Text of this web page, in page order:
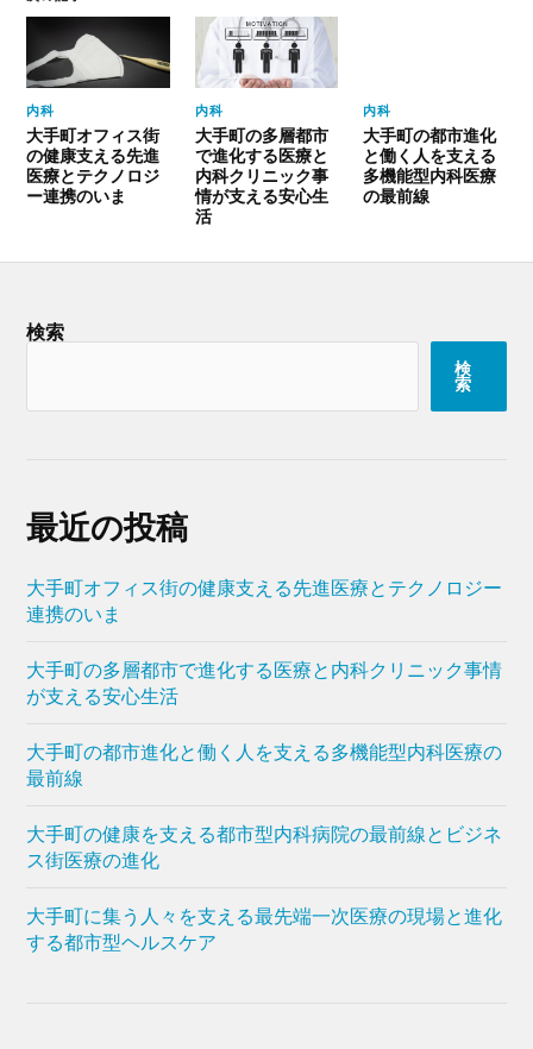
内科
大手町オフィス街
の健康支える先進
医療とテクノロジ
ー連携のいま
内科
大手町の多層都市
で進化する医療と
内科クリニック事
情が支える安心生
活
内科
大手町の都市進化
と働く人を支える
多機能型内科医療
の最前線
検索
検
索
最近の投稿
大手町オフィス街の健康支える先進医療とテクノロジー
連携のいま
大手町の多層都市で進化する医療と内科クリニック事情
が支える安心生活
大手町の都市進化と働く人を支える多機能型内科医療の
最前線
大手町の健康を支える都市型内科病院の最前線とビジネ
ス街医療の進化
大手町に集う人々を支える最先端一次医療の現場と進化
する都市型ヘルスケア